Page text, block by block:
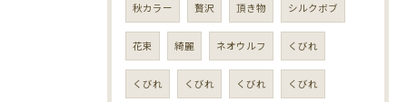
秋カラー 贅沢 頂き物 シルクボブ
花束 綺麗 ネオウルフ くびれ
くびれ くびれ くびれ くびれ